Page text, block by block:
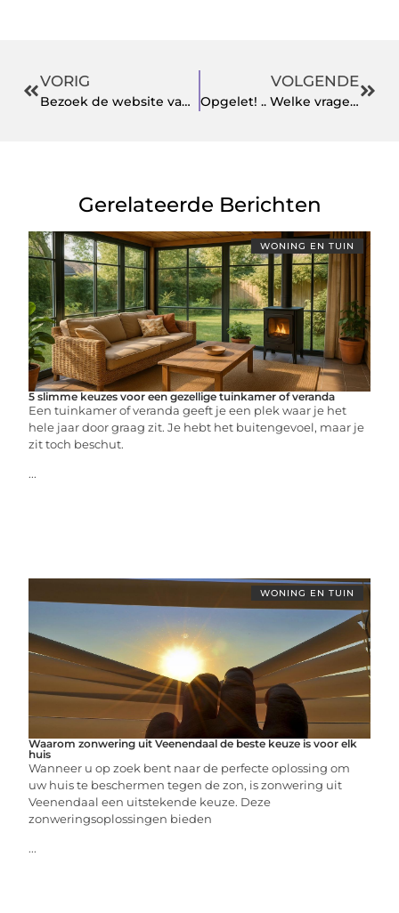
VORIG
Bezoek de website van de vloerenspecialist als u de beste pvc vloer wilt aanschaffen
VOLGENDE
Opgelet! .. Welke vragen rijzen er vóór de lancering van videoadvertenties
Gerelateerde Berichten
WONING EN TUIN
5 slimme keuzes voor een gezellige tuinkamer of veranda
Een tuinkamer of veranda geeft je een plek waar je het
hele jaar door graag zit. Je hebt het buitengevoel, maar je
zit toch beschut.
...
WONING EN TUIN
Waarom zonwering uit Veenendaal de beste keuze is voor elk
huis
Wanneer u op zoek bent naar de perfecte oplossing om
uw huis te beschermen tegen de zon, is zonwering uit
Veenendaal een uitstekende keuze. Deze
zonweringsoplossingen bieden
...